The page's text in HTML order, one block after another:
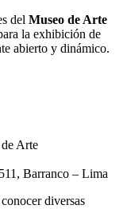
del Museo de Arte
la exhibición de
abierto y dinámico.
Arte
Barranco – Lima
diversas